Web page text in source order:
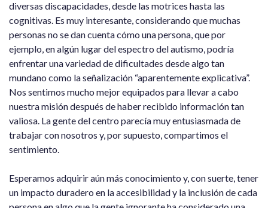
diversas discapacidades, desde las motrices hasta las
cognitivas. Es muy interesante, considerando que muchas
personas no se dan cuenta cómo una persona, que por
ejemplo, en algún lugar del espectro del autismo, podría
enfrentar una variedad de dificultades desde algo tan
mundano como la señalización “aparentemente explicativa”.
Nos sentimos mucho mejor equipados para llevar a cabo
nuestra misión después de haber recibido información tan
valiosa. La gente del centro parecía muy entusiasmada de
trabajar con nosotros y, por supuesto, compartimos el
sentimiento.
Esperamos adquirir aún más conocimiento y, con suerte, tener
un impacto duradero en la accesibilidad y la inclusión de cada